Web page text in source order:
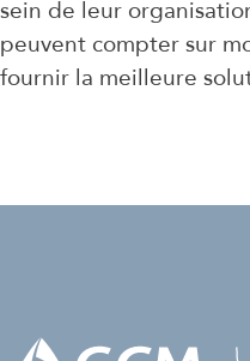
sein de leur
peuvent compter sur
fournir la meilleure